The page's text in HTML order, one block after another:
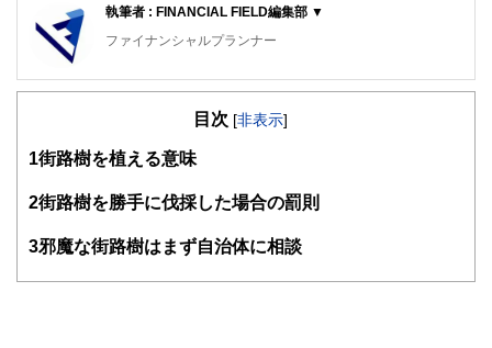
執筆者 : FINANCIAL FIELD編集部 ▼
ファイナンシャルプランナー
FinancialField編集部は、金融、経済に関する記事を、日々
知識がない方でも理解できるようわかりやすく発信していま
得者を中心に「お金や暮らし」に関する書籍・雑誌の編集経
験者で構成され、企画立案から記事掲載まですべての工程に
目次 [非表示]
1 街路樹を植える意味
2街路樹を勝手に伐採した場合の罰則
3邪魔な街路樹はまず自治体に相談